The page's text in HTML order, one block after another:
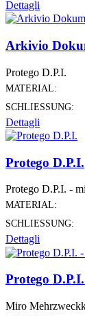
Dettagli
Arkivio
Protego D.P.I.
MATERIAL:
SCHLIESSUNG:
Dettagli
Protego D.P.I.
Protego D.P.I. -
MATERIAL:
SCHLIESSUNG:
Dettagli
Protego
Miro